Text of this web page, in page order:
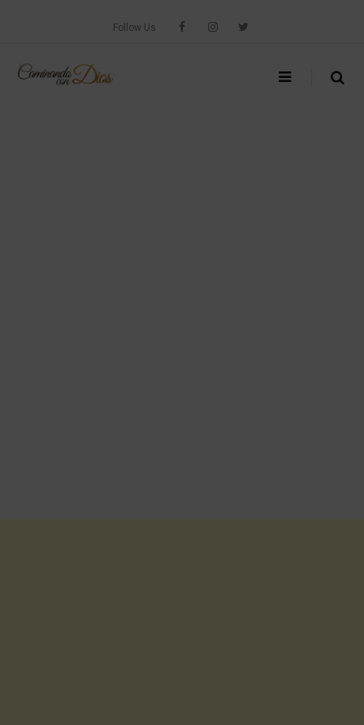
Follow Us